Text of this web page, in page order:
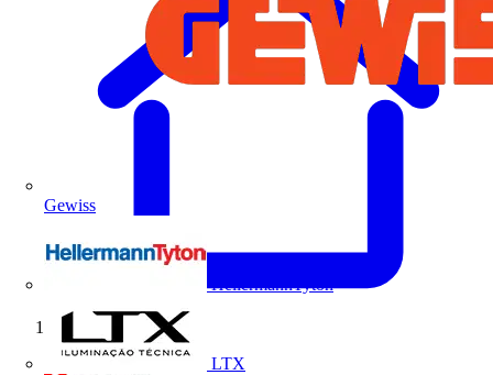
Gewiss
HellermannTyton
LTX
Início